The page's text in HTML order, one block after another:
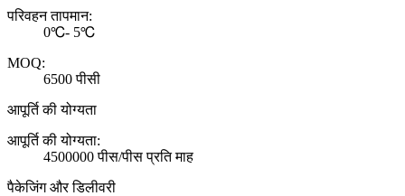
परिवहन तापमान:
0℃- 5℃
MOQ:
6500 पीसी
आपूर्ति की योग्यता
आपूर्ति की योग्यता:
4500000 पीस/पीस प्रति माह
पैकेजिंग और डिलीवरी